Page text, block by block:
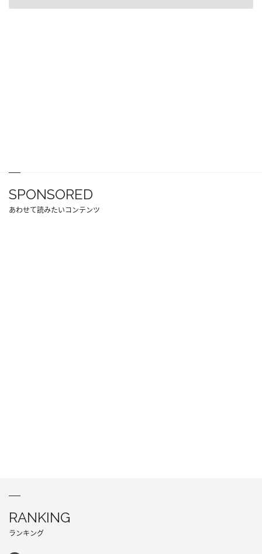
SPONSORED
あわせて読みたいコンテンツ
RANKING
ランキング